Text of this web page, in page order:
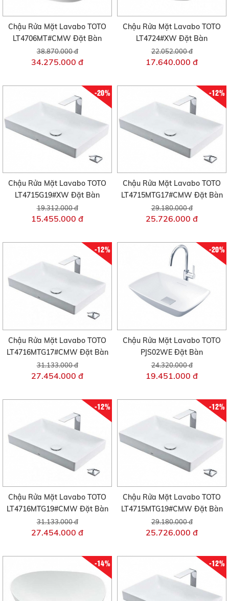
Chậu Rửa Mặt Lavabo TOTO
LT4706MT#CMW Đặt Bàn
38.870.000 đ
34.275.000 đ
Chậu Rửa Mặt Lavabo TOTO
LT4724#XW Đặt Bàn
22.052.000 đ
17.640.000 đ
-20%
Chậu Rửa Mặt Lavabo TOTO
LT4715G19#XW Đặt Bàn
19.312.000 đ
15.455.000 đ
-12%
Chậu Rửa Mặt Lavabo TOTO
LT4715MTG17#CMW Đặt Bàn
29.180.000 đ
25.726.000 đ
-12%
Chậu Rửa Mặt Lavabo TOTO
LT4716MTG17#CMW Đặt Bàn
31.133.000 đ
27.454.000 đ
-20%
Chậu Rửa Mặt Lavabo TOTO
PJS02WE Đặt Bàn
24.320.000 đ
19.451.000 đ
-12%
Chậu Rửa Mặt Lavabo TOTO
LT4716MTG19#CMW Đặt Bàn
31.133.000 đ
27.454.000 đ
-12%
Chậu Rửa Mặt Lavabo TOTO
LT4715MTG19#CMW Đặt Bàn
29.180.000 đ
25.726.000 đ
-14% -12%